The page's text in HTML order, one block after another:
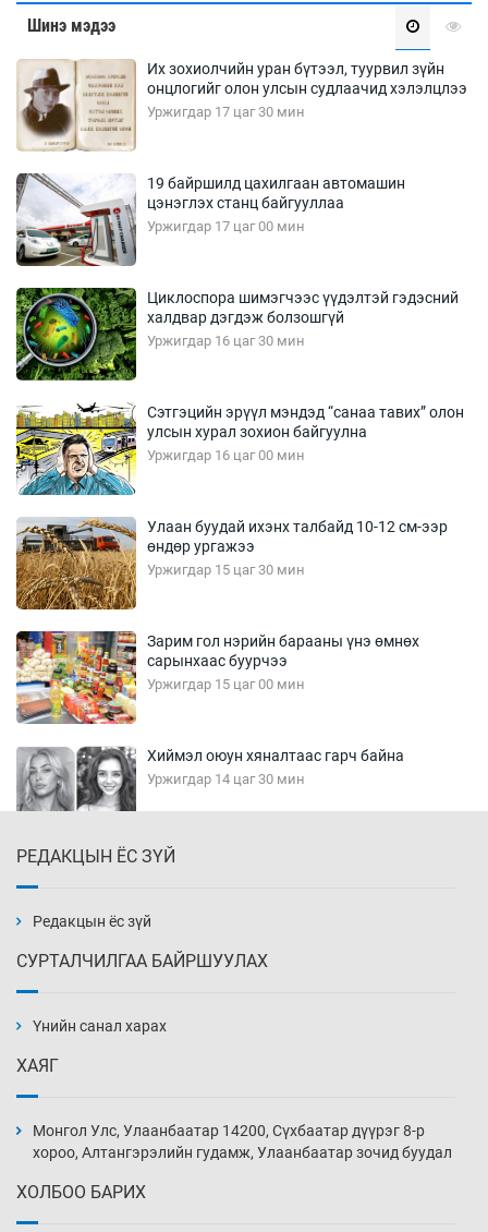
Шинэ мэдээ
Их зохиолчийн уран бүтээл, туурвил зүйн
онцлогийг олон улсын судлаачид хэлэлцлээ
Уржигдар 17 цаг 30 мин
19 байршилд цахилгаан автомашин
цэнэглэх станц байгууллаа
Уржигдар 17 цаг 00 мин
Циклоспора шимэгчээс үүдэлтэй гэдэсний
халдвар дэгдэж болзошгүй
Уржигдар 16 цаг 30 мин
Сэтгэцийн эрүүл мэндэд “санаа тавих” олон
улсын хурал зохион байгуулна
Уржигдар 16 цаг 00 мин
Улаан буудай ихэнх талбайд 10-12 см-ээр
өндөр ургажээ
Уржигдар 15 цаг 30 мин
Зарим гол нэрийн барааны үнэ өмнөх
сарынхаас буурчээ
Уржигдар 15 цаг 00 мин
Хиймэл оюун хяналтаас гарч байна
Уржигдар 14 цаг 30 мин
Уржигдар 14 цаг 00 мин
нэмэгджээ
Уржигдар 13 цаг 30 мин
РЕДАКЦЫН ЁС ЗҮЙ
Редакцын ёс зүй
СУРТАЛЧИЛГАА БАЙРШУУЛАХ
Үнийн санал харах
ХАЯГ
Монгол Улс, Улаанбаатар 14200, Сүхбаатар дүүрэг 8-р
хороо, Алтангэрэлийн гудамж, Улаанбаатар зочид буудал
ХОЛБОО БАРИХ